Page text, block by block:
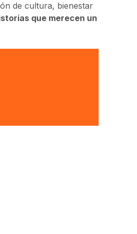
de cultura, bienestar
que merecen un